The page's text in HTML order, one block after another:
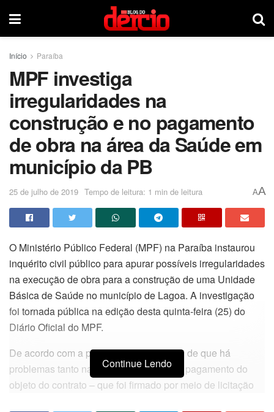
Início Paraíba
MPF investiga
irregularidades na
construção e no pagamento
de obra na área da Saúde em
município da PB
25 de julho de 2019 Tempo de leitura: 1 min de leitura AA
O Ministério Público Federal (MPF) na Paraíba instaurou
inquérito civil público para apurar possíveis irregularidades
na execução de obra para a construção de uma Unidade
Básica de Saúde no município de Lagoa. A investigação
foi tornada pública na edição desta quinta-feira (25) do
Diário Oficial do MPF.
De acordo com a portaria, a denúncia foi de que há
problemas tanto na execução quanto no pagamento do
objeto do contrato – que foi firmado por meio de licitação
Continue Lendo